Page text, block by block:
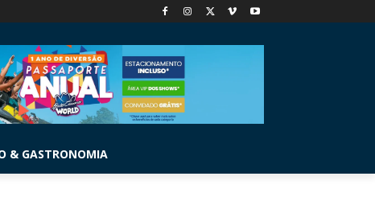
& GASTRONOMIA